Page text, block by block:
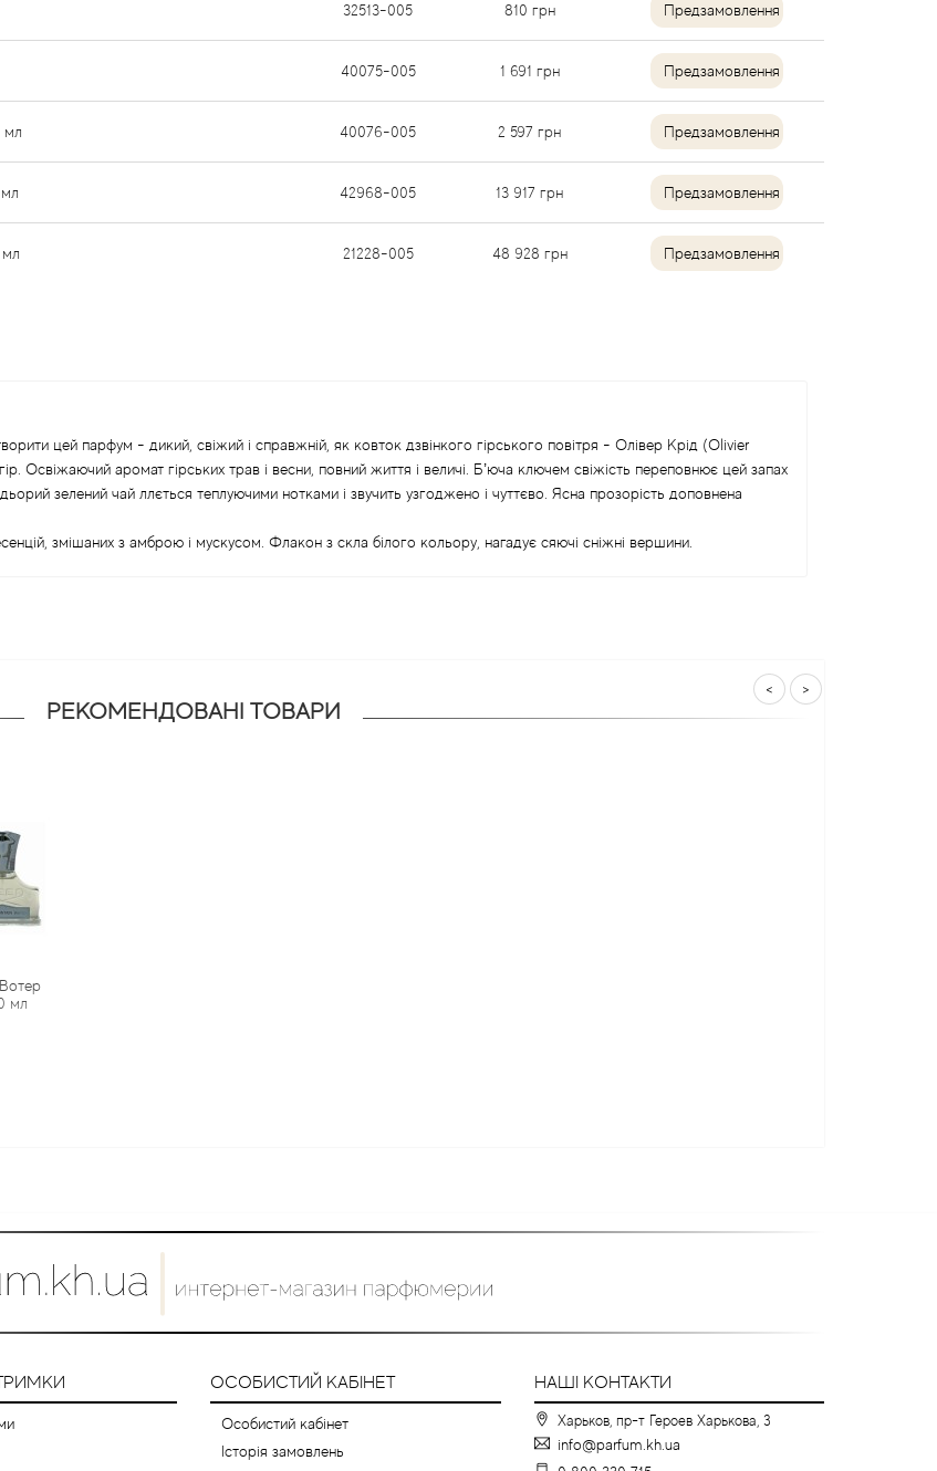
32513-005 810 грн Предзамовлення
40075-005 1 691 грн Предзамовлення
мл 40076-005 2 597 грн Предзамовлення
42968-005 13 917 грн Предзамовлення
21228-005 48 928 грн Предзамовлення
цей парфум - дикий, свіжий і справжній, як ковток дзвінкого гірського повітря - Олівер Крід (Olivier
Освіжаючий аромат гірських трав і весни, повний життя і величі. Б’юча ключем свіжість переповнює цей запах
зелений чай ллється теплуючими нотками і звучить узгоджено і чуттєво. Ясна прозорість доповнена
змішаних з амброю і мускусом. Флакон з скла білого кольору, нагадує сяючі сніжні вершини.
РЕКОМЕНДОВАНІ ТОВАРИ
мл
< >
ОСОБИСТИЙ КАБІНЕТ
Особистий кабінет
Історія замовлень
НАШІ КОНТАКТИ
Харьков, пр-т Героев Харькова, 3
info@parfum.kh.ua